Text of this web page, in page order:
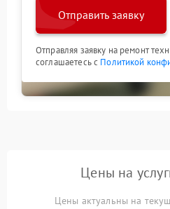
Отправить заявку
Отправляя заявку на ремонт
соглашаетесь с Политикой
Цены на
Цены актуальны на